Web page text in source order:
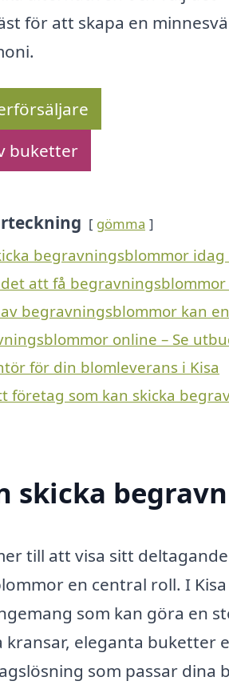
för att skapa en
buketter
gömma
begravningsblommor idag
att få begravningsblommor
begravningsblommor kan
online – Se
för din blomleverans i Kisa
företag som kan skicka
skicka
till att visa sitt
en central roll. I
som kan göra en
kransar, eleganta
som passar dina